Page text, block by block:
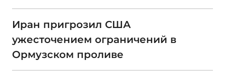
Иран пригрозил США
ужесточением ограничений в
Ормузском проливе